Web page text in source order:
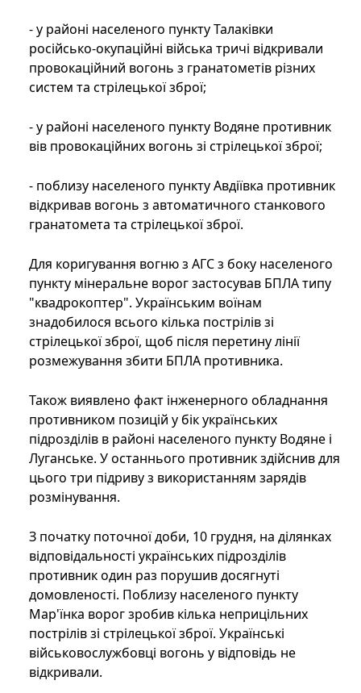
- у районі населеного пункту Талаківки
російсько-окупаційні війська тричі відкривали
провокаційний вогонь з гранатометів різних
систем та стрілецької зброї;
- у районі населеного пункту Водяне противник
вів провокаційних вогонь зі стрілецької зброї;
- поблизу населеного пункту Авдіївка противник
відкривав вогонь з автоматичного станкового
гранатомета та стрілецької зброї.
Для коригування вогню з АГС з боку населеного
пункту мінеральне ворог застосував БПЛА типу
"квадрокоптер". Українським воїнам
знадобилося всього кілька пострілів зі
стрілецької зброї, щоб після перетину лінії
розмежування збити БПЛА противника.
Також виявлено факт інженерного обладнання
противником позицій у бік українських
підрозділів в районі населеного пункту Водяне і
Луганське. У останнього противник здійснив для
цього три підриву з використанням зарядів
розмінування.
З початку поточної доби, 10 грудня, на ділянках
відповідальності українських підрозділів
противник один раз порушив досягнуті
домовленості. Поблизу населеного пункту
Мар'їнка ворог зробив кілька неприцільних
пострілів зі стрілецької зброї. Українські
військовослужбовці вогонь у відповідь не
відкривали.